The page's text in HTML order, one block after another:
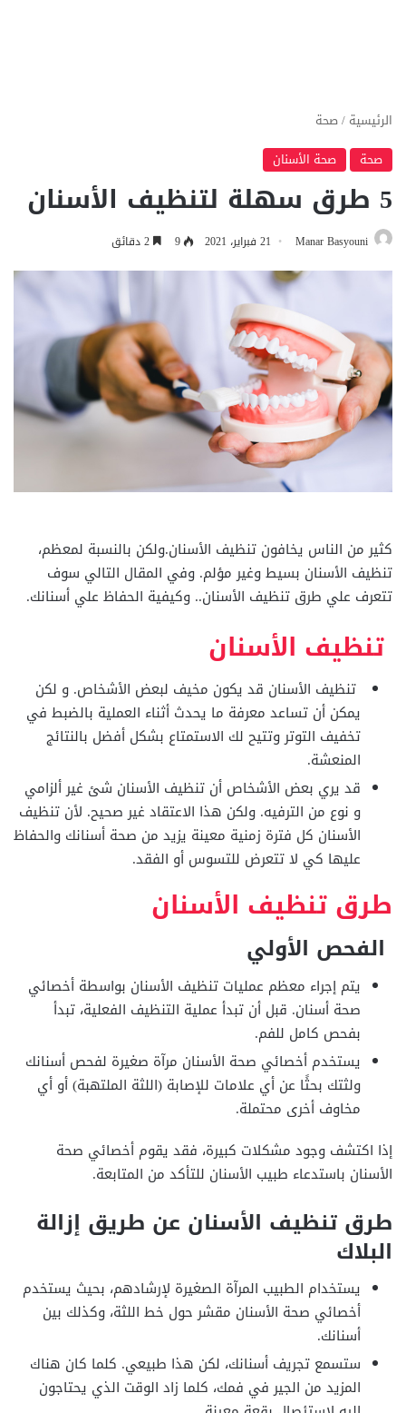
الرئيسية /صحة
صحة
صحة الأسنان
5 طرق سهلة لتنظيف الأسنان
Manar Basyouni 21 فبراير، 2021 9
كثير من الناس يخافون تنظيف الأسنان.ولكن بالنسبة لمعظم،
تنظيف الأسنان بسيط وغير مؤلم. وفي المقال التالي سوف
تتعرف علي طرق تنظيف الأسنان.. وكيفية الحفاظ علي أسنانك.
تنظيف الأسنان
تنظيف الأسنان قد يكون مخيف لبعض الأشخاص. و لكن
يمكن أن تساعد معرفة ما يحدث أثناء العملية بالضبط في
تخفيف التوتر وتتيح لك الاستمتاع بشكل أفضل بالنتائج
المنعشة.
قد يري بعض الأشخاص أن تنظيف الأسنان شئ غير ألزامي
و نوع من الترفيه. ولكن هذا الاعتقاد غير صحيح. لأن تنظيف
الأسنان كل فترة زمنية معينة يزيد من صحة أسنانك والحفاظ
عليها كي لا تتعرض للتسوس أو الفقد.
طرق تنظيف الأسنان
الفحص الأولي
يتم إجراء معظم عمليات تنظيف الأسنان بواسطة أخصائي
صحة أسنان. قبل أن تبدأ عملية التنظيف الفعلية، تبدأ
بفحص كامل للفم.
يستخدم أخصائي صحة الأسنان مرآة صغيرة لفحص أسنانك
ولثتك بحثًا عن أي علامات للإصابة (اللثة الملتهبة) أو أي
مخاوف أخرى محتملة.
إذا اكتشف وجود مشكلات كبيرة، فقد يقوم أخصائي صحة
الأسنان باستدعاء طبيب الأسنان للتأكد من المتابعة.
طرق تنظيف الأسنان عن طريق إزالة
البلاك
يستخدام الطبيب المرآة الصغيرة لإرشادهم، بحيث يستخدم
أخصائي صحة الأسنان مقشر حول خط اللثة، وكذلك بين
أسنانك.
ستسمع تجريف أسنانك، لكن هذا طبيعي. كلما كان هناك
المزيد من الجير في فمك، كلما زاد الوقت الذي يحتاجون